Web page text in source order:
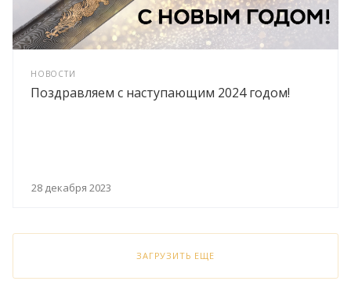
НОВОСТИ
Поздравляем с наступающим 2024 годом!
28 декабря 2023
ЗАГРУЗИТЬ ЕЩЕ